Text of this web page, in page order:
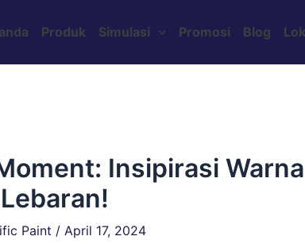
Produk Simulasi Promosi Blog
Insipirasi
Paint / April 17, 2024